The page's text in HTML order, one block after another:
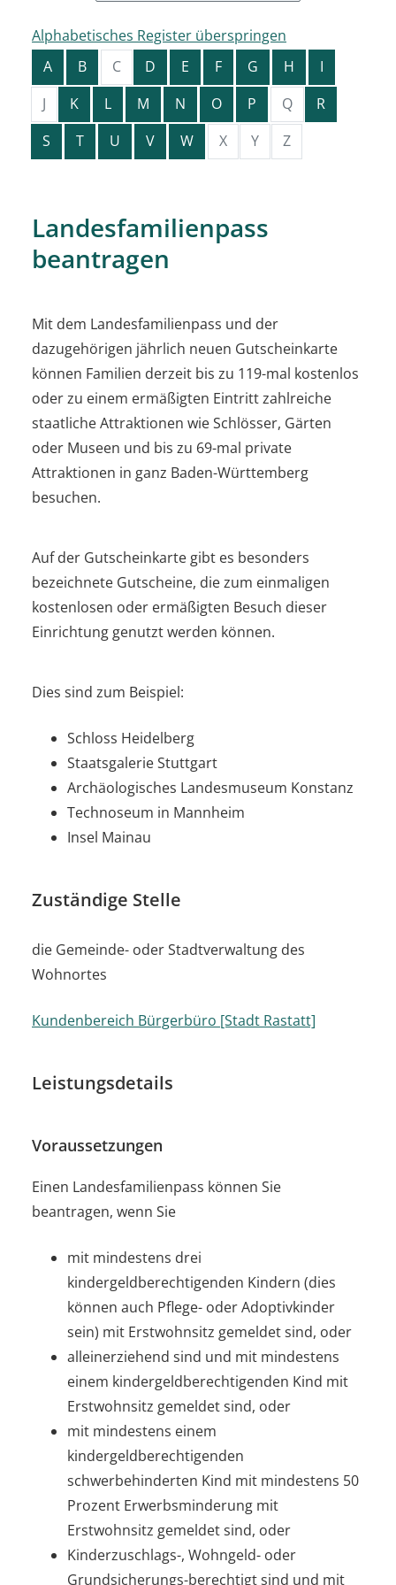
Alphabetisches Register überspringen
A
B C D E F G H
I
J
K L M N O P Q
R
S
T U V W X Y Z
Landesfamilienpass
beantragen
Mit dem Landesfamilienpass und der
dazugehörigen jährlich neuen Gutscheinkarte
können Familien derzeit bis zu 119-mal kostenlos
oder zu einem ermäßigten Eintritt zahlreiche
staatliche Attraktionen wie Schlösser, Gärten
oder Museen und bis zu 69-mal private
Attraktionen in ganz Baden-Württemberg
besuchen.
Auf der Gutscheinkarte gibt es besonders
bezeichnete Gutscheine, die zum einmaligen
kostenlosen oder ermäßigten Besuch dieser
Einrichtung genutzt werden können.
Dies sind zum Beispiel:
Schloss Heidelberg
Staatsgalerie Stuttgart
Archäologisches Landesmuseum Konstanz
Technoseum in Mannheim
Insel Mainau
Zuständige Stelle
die Gemeinde- oder Stadtverwaltung des
Wohnortes
Kundenbereich Bürgerbüro [Stadt Rastatt]
Leistungsdetails
Voraussetzungen
Einen Landesfamilienpass können Sie
beantragen, wenn Sie
mit mindestens drei
kindergeldberechtigenden Kindern (dies
können auch Pflege- oder Adoptivkinder
sein) mit Erstwohnsitz gemeldet sind, oder
alleinerziehend sind und mit mindestens
einem kindergeldberechtigenden Kind mit
Erstwohnsitz gemeldet sind, oder
mit mindestens einem
kindergeldberechtigenden
schwerbehinderten Kind mit mindestens 50
Prozent Erwerbsminderung mit
Erstwohnsitz gemeldet sind, oder
Kinderzuschlags-, Wohngeld- oder
Grundsicherungs-berechtigt sind und mit